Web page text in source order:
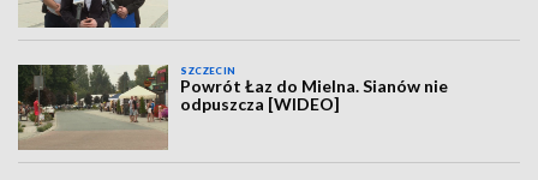
SZCZECIN
Powrót Łaz do Mielna. Sianów nie
odpuszcza [WIDEO]